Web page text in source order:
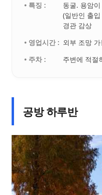
• 특징 :
동굴. 용암
(일반인 출
경관 감상
• 영업시간 : 외부 조망
• 주차 :
주변에 적절
공방 하루반